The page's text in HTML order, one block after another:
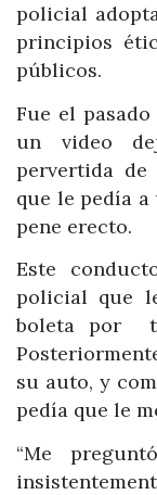
policial
principios
públicos.
Fue el
un video
pervertida
que le pedía
pene erecto.
Este
policial que
boleta por
su auto, y
pedía que le
“Me